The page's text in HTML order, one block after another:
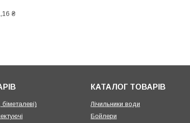
₴
КАТАЛОГ ТОВАРІВ
Лічильники води
Бойлери